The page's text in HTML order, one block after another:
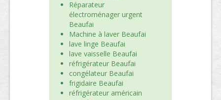
Réparateur
électroménager urgent
Beaufai
Machine à laver Beaufai
lave linge Beaufai
lave vaisselle Beaufai
réfrigérateur Beaufai
congélateur Beaufai
frigidaire Beaufai
réfrigérateur américain